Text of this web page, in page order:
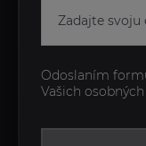
Odoslaním
Vašich